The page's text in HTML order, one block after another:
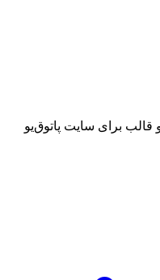
و قالب برای سایت پاتوق‌یو